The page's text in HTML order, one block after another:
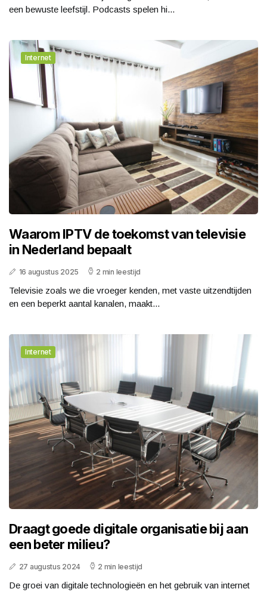
een bewuste leefstijl. Podcasts spelen hi...
Internet
Waarom IPTV de toekomst van televisie
in Nederland bepaalt
16 augustus 2025 2 min leestijd
Televisie zoals we die vroeger kenden, met vaste uitzendtijden
en een beperkt aantal kanalen, maakt...
Internet
Draagt goede digitale organisatie bij aan
een beter milieu?
27 augustus 2024 2 min leestijd
De groei van digitale technologieën en het gebruik van internet